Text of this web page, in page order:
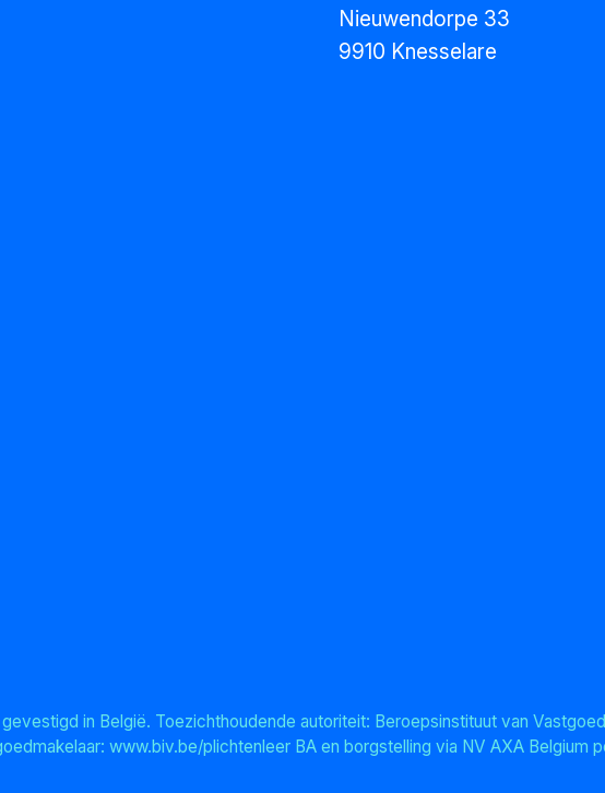
Nieuwendorpe 33
9910 Knesselare
in België. Toezichthoudende autoriteit: Beroepsinstituut van
www.biv.be/plichtenleer BA en borgstelling via NV AXA Belgium